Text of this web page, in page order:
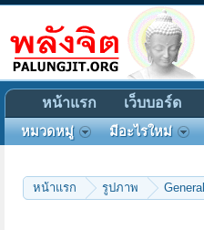
หน้าแรก รูปภาพ General
หน้าแรก เว็บบอร์ด
หมวดหมู่ มีอะไรใหม่